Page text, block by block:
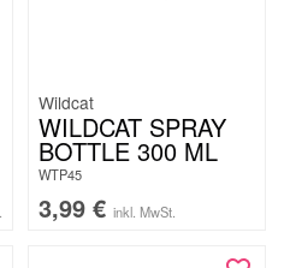
Wildcat
WILDCAT SPRAY
BOTTLE 300 ML
WTP45
3,99 € inkl. MwSt.